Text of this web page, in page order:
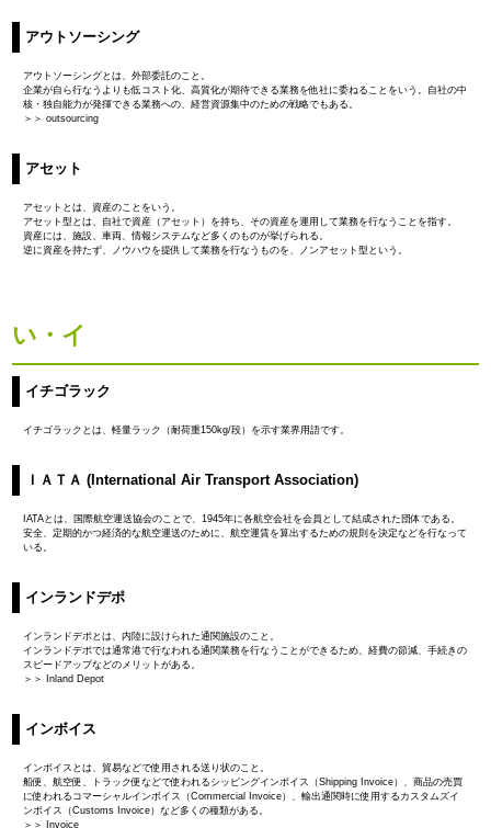
アウトソーシング
アウトソーシングとは、外部委託のこと。
企業が自ら行なうよりも低コスト化、高質化が期待できる業務を他社に委ねることをいう。自社の中
核・独自能力が発揮できる業務への、経営資源集中のための戦略でもある。
＞＞ outsourcing
アセット
アセットとは、資産のことをいう。
アセット型とは、自社で資産（アセット）を持ち、その資産を運用して業務を行なうことを指す。
資産には、施設、車両、情報システムなど多くのものが挙げられる。
逆に資産を持たず、ノウハウを提供して業務を行なうものを、ノンアセット型という。
い・イ
イチゴラック
イチゴラックとは、軽量ラック（耐荷重150kg/段）を示す業界用語です。
ＩＡＴＡ (International Air Transport Association)
IATAとは、国際航空運送協会のことで、1945年に各航空会社を会員として結成された団体である。
安全、定期的かつ経済的な航空運送のために、航空運賃を算出するための規則を決定などを行なって
いる。
インランドデポ
インランドデポとは、内陸に設けられた通関施設のこと。
インランドデポでは通常港で行なわれる通関業務を行なうことができるため、経費の節減、手続きの
スピードアップなどのメリットがある。
＞＞ Inland Depot
インボイス
インボイスとは、貿易などで使用される送り状のこと。
船便、航空便、トラック便などで使われるシッピングインボイス（Shipping Invoice）、商品の売買
に使われるコマーシャルインボイス（Commercial Invoice）、輸出通関時に使用するカスタムズイ
ンボイス（Customs Invoice）など多くの種類がある。
＞＞ Invoice